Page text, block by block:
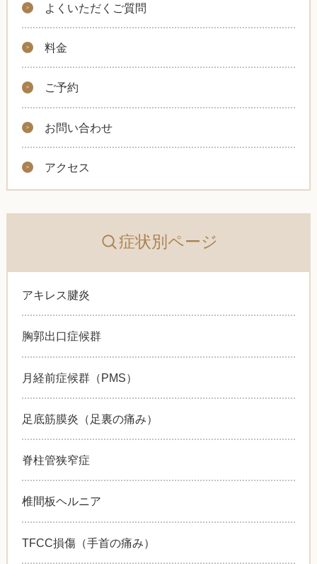
よくいただくご質問
料金
ご予約
お問い合わせ
アクセス
症状別ページ
アキレス腱炎
胸郭出口症候群
月経前症候群（PMS）
足底筋膜炎（足裏の痛み）
脊柱管狭窄症
椎間板ヘルニア
TFCC損傷（手首の痛み）